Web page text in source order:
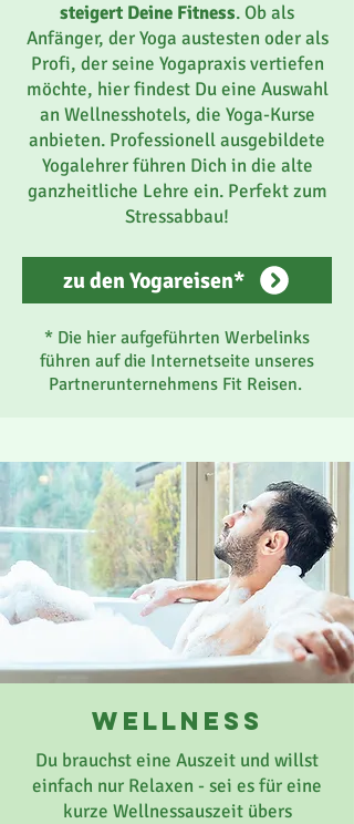
steigert Deine Fitness. Ob als
Anfänger, der Yoga austesten oder als
Profi, der seine Yogapraxis vertiefen
möchte, hier findest Du eine Auswahl
an Wellnesshotels, die Yoga-Kurse
anbieten. Professionell ausgebildete
Yogalehrer führen Dich in die alte
ganzheitliche Lehre ein. Perfekt zum
Stressabbau!
zu den Yogareisen*
* Die hier aufgeführten Werbelinks
führen auf die Internetseite unseres
Partnerunternehmens Fit Reisen.
wellness
Du brauchst eine Auszeit und willst
einfach nur Relaxen - sei es für eine
kurze Wellnessauszeit übers